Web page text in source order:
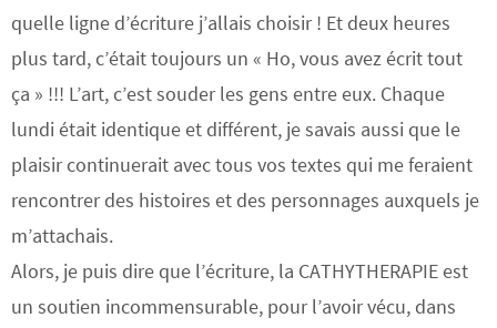
quelle ligne d’écriture j’allais choisir ! Et deux heures
plus tard, c’était toujours un « Ho, vous avez écrit tout
ça » !!! L’art, c’est souder les gens entre eux. Chaque
lundi était identique et différent, je savais aussi que le
plaisir continuerait avec tous vos textes qui me feraient
rencontrer des histoires et des personnages auxquels je
m’attachais.
Alors, je puis dire que l’écriture, la CATHYTHERAPIE est
un soutien incommensurable, pour l’avoir vécu, dans